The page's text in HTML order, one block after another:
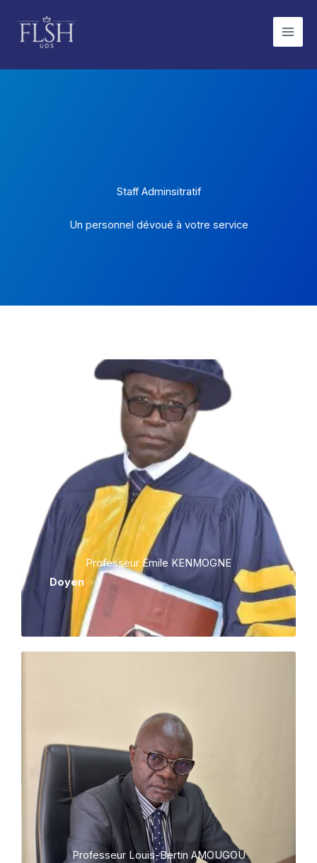
contenu
Staff Adminsitratif
Un personnel dévoué à votre service
Professeur Emile KENMOGNE
Doyen
Professeur Louis-Bertin AMOUGOU